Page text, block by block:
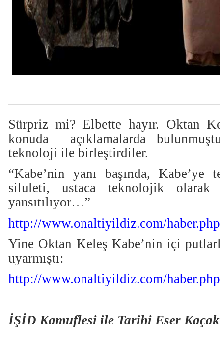
Sürpriz mi? Elbette hayır. Oktan
konuda
açıklamalarda
teknoloji ile birleştirdiler.
“Kabe’nin yanı başında, Kabe’ye
siluleti, ustaca teknolojik
yansıtılıyor…”
http://www.onaltiyildiz.com/
Yine Oktan Keleş Kabe’nin içi
uyarmıştı:
http://www.onaltiyildiz.com/
İŞİD Kamuflesi ile Tarihi Eser